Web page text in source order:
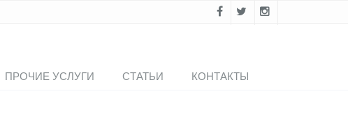
ПРОЧИЕ УСЛУГИ СТАТЬИ КОНТАКТЫ